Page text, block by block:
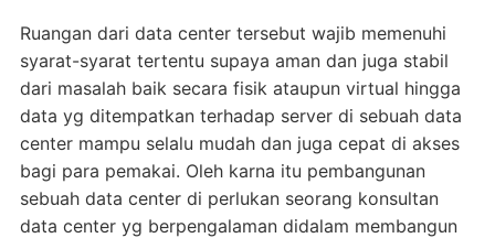
Ruangan dari data center tersebut wajib memenuhi
syarat-syarat tertentu supaya aman dan juga stabil
dari masalah baik secara fisik ataupun virtual hingga
data yg ditempatkan terhadap server di sebuah data
center mampu selalu mudah dan juga cepat di akses
bagi para pemakai. Oleh karna itu pembangunan
sebuah data center di perlukan seorang konsultan
data center yg berpengalaman didalam membangun